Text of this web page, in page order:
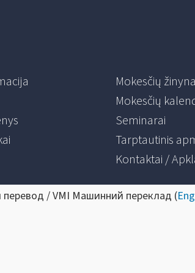
Mokesčių
Mokesčių
Seminarai
Tarptautinis
Kontaktai /
/ VMI Машинний переклад (